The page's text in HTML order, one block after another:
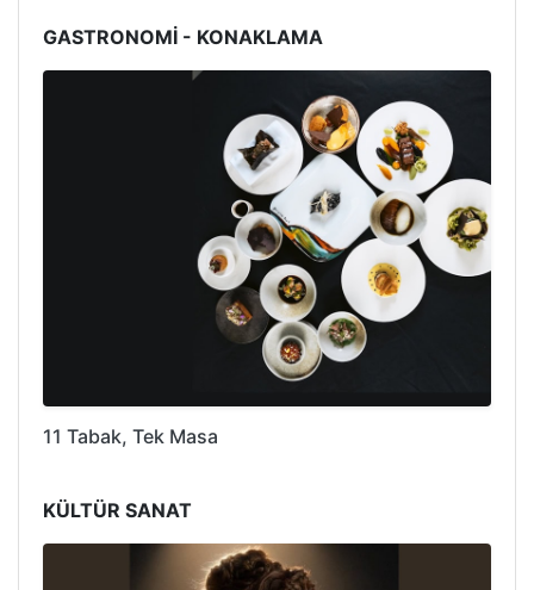
GASTRONOMİ - KONAKLAMA
11 Tabak, Tek Masa
KÜLTÜR SANAT